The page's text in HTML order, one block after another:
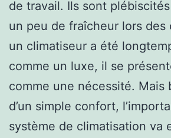
de travail. Ils sont
un peu de fraîcheur lors des
un climatiseur a été
comme un luxe, il se
comme une nécessité. Mais
d’un simple confort,
système de climatisation va